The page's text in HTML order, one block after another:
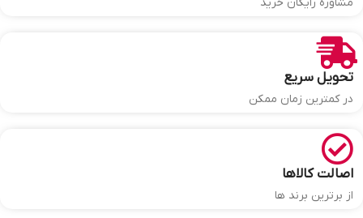
تحویل سریع
در کمترین زمان ممکن
اصالت کالاها
از برترین برند ها